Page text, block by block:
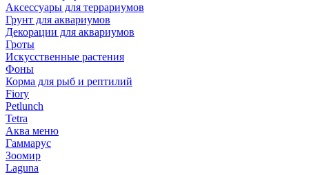
Аксессуары для террариумов
Грунт для аквариумов
Декорации для аквариумов
Гроты
Искусственные растения
Фоны
Корма для рыб и рептилий
Fiory
Petlunch
Tetra
Аква меню
Гаммарус
Зоомир
Laguna